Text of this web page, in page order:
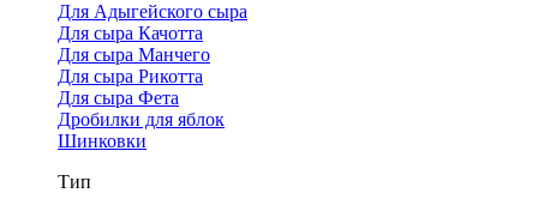
Для Адыгейского сыра
Для сыра Качотта
Для сыра Манчего
Для сыра Рикотта
Для сыра Фета
Дробилки для яблок
Шинковки
Тип